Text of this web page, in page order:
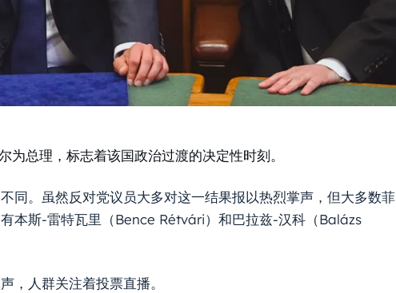
总理，标志着该国政治过渡的决定性时刻。
同。虽然反对党议员大多对这一结果报以热烈掌声，但大多数菲
本斯-雷特瓦里（Bence Rétvári）和巴拉兹-汉科（Balázs
，人群关注着投票直播。